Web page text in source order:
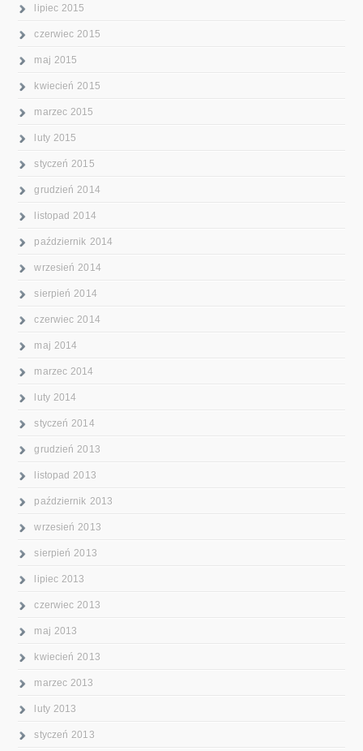
lipiec 2015
czerwiec 2015
maj 2015
kwiecień 2015
marzec 2015
luty 2015
styczeń 2015
grudzień 2014
listopad 2014
październik 2014
wrzesień 2014
sierpień 2014
czerwiec 2014
maj 2014
marzec 2014
luty 2014
styczeń 2014
grudzień 2013
listopad 2013
październik 2013
wrzesień 2013
sierpień 2013
lipiec 2013
czerwiec 2013
maj 2013
kwiecień 2013
marzec 2013
luty 2013
styczeń 2013